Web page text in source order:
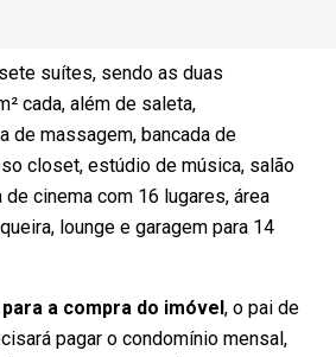
suítes, sendo as duas
cada, além de saleta,
de massagem, bancada de
closet, estúdio de música, salão
cinema com 16 lugares, área
lounge e garagem para 14
a compra do imóvel, o pai de
pagar o condomínio mensal,